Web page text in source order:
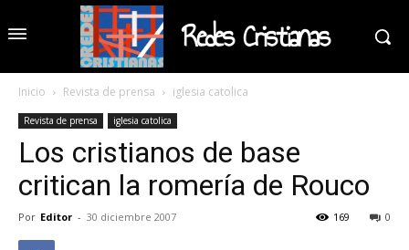
Redes Cristianas
Inicio Revista de prensa iglesia catolica
Revista de prensa iglesia catolica
Los cristianos de base
critican la romería de Rouco
Por Editor - 30 diciembre 2007 0
169